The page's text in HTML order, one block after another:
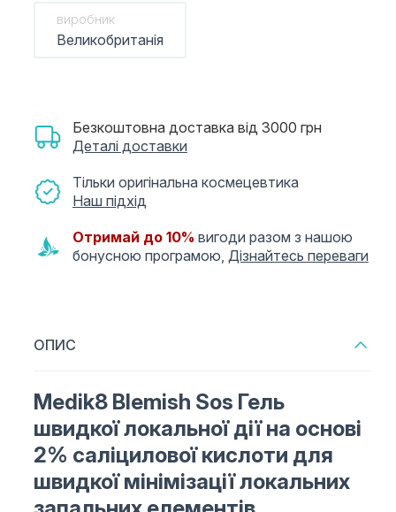
виробник
Великобританія
Безкоштовна доставка від 3000 грн
Деталі доставки
Тільки оригінальна космецевтика
Наш підхід
Отримай до 10% вигоди разом з нашою
бонусною програмою, Дізнайтесь переваги
ОПИС
Medik8 Blemish Sos Гель
швидкої локальної дії на основі
2% саліцилової кислоти для
швидкої мінімізації локальних